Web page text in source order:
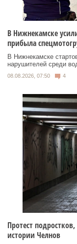
В Нижнекамске
прибыла
В Нижнекамске
нарушителей среди
08.08.2026, 07:50 4
Протест
истории Челнов